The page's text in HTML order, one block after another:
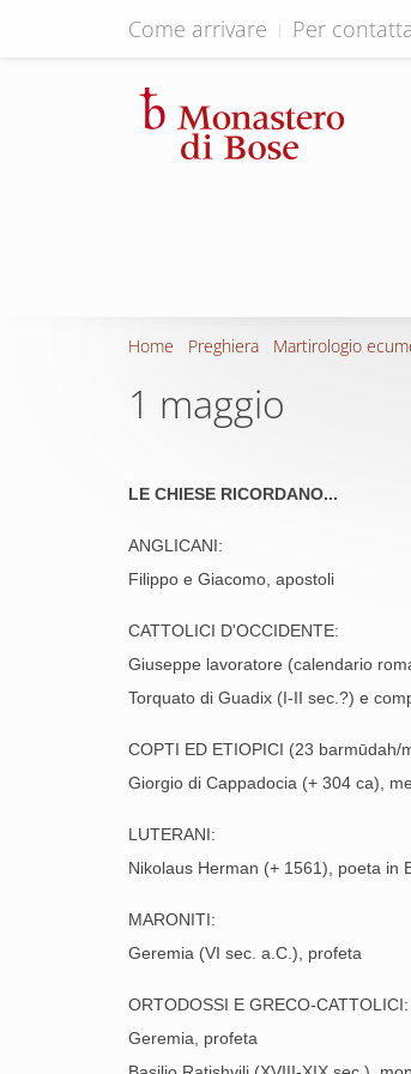
Come arrivare Per
Home Preghiera Martirologio
1 maggio
LE CHIESE RICORDANO...
ANGLICANI:
Filippo e Giacomo, apostoli
CATTOLICI D'OCCIDENTE:
Giuseppe lavoratore (calendario
Torquato di Guadix (I-II sec.?) e
COPTI ED ETIOPICI (23 barmūdah/
Giorgio di Cappadocia (+ 304 ca),
LUTERANI:
Nikolaus Herman (+ 1561), poeta in
MARONITI:
Geremia (VI sec. a.C.), profeta
ORTODOSSI E GRECO-CATTOLICI:
Geremia, profeta